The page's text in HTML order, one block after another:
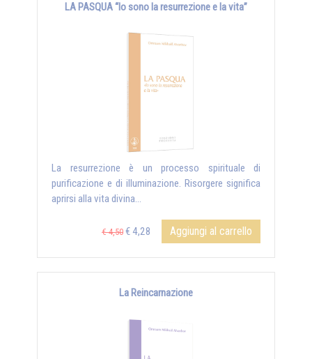
LA PASQUA “Io sono la resurrezione e la vita”
La resurrezione è un processo spirituale di
purificazione e di illuminazione. Risorgere significa
aprirsi alla vita divina...
€ 4,50 € 4,28 Aggiungi al carrello
La Reincarnazione